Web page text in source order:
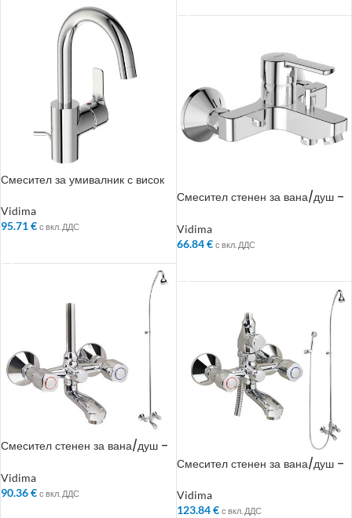
Смесител за умивалник с висок
Vidima
95.71€ с вкл. ДДС
Смесител стенен за вана/душ –
Vidima
66.84€ с вкл. ДДС
Смесител стенен за вана/душ –
Vidima
90.36€ с вкл. ДДС
Смесител стенен за вана/душ –
Vidima
123.84€ с вкл. ДДС